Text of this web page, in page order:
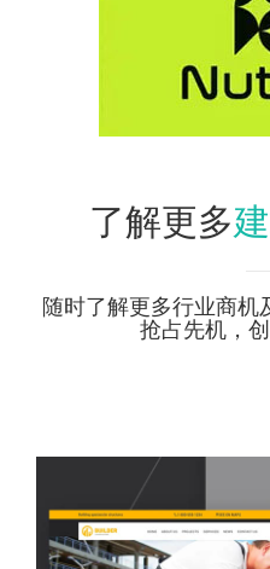
了解更多
随时了解更多行业商机
抢占先机，